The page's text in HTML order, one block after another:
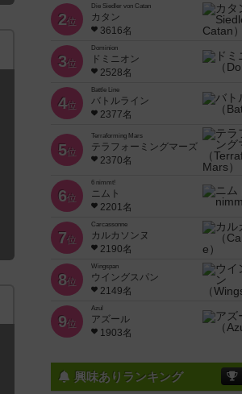
2位
Die Siedler von Catan
カタン
3616名
3位
Dominion
ドミニオン
2528名
4位
Battle Line
バトルライン
2377名
5位
Terraforming Mars
テラフォーミングマーズ
2370名
6位
6 nimmt!
ニムト
2201名
7位
Carcassonne
カルカソンヌ
2190名
8位
Wingspan
ウイングスパン
2149名
9位
Azul
アズール
1903名
興味ありランキング